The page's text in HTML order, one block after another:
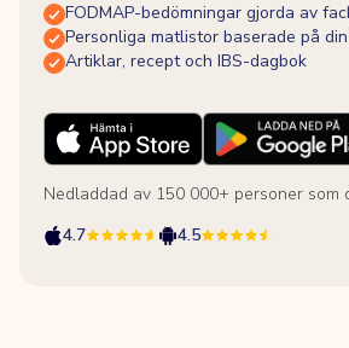
FODMAP-bedömningar gjorda av
Personliga matlistor baserade på
Artiklar, recept och IBS-dagbok
Nedladdad av 150 000+ personer som
4.7
4.5